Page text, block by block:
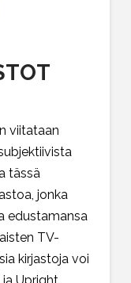
viitataan
tässä
jonka
edustamansa
TV-
kirjastoja voi